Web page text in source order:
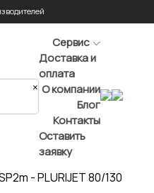
×
Сервис
Доставка и
оплата
О компании
Блог
Контакты
Оставить
заявку
- PLURIJET 80/130